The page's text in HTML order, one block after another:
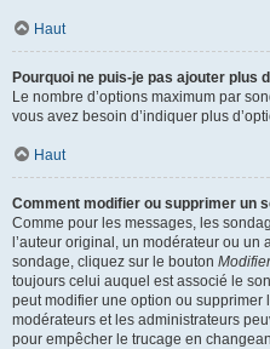
Haut
Pourquoi ne puis-je pas ajouter plus
Le nombre d’options maximum par
vous avez besoin d’indiquer plus
Haut
Comment modifier ou supprimer un
Comme pour les messages, les
l’auteur original, un modérateur ou un
sondage, cliquez sur le bouton Modifier
toujours celui auquel est associé le
peut modifier une option ou supprimer
modérateurs et les administrateurs
pour empêcher le trucage en